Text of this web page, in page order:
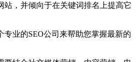
，并倾向于在关键词排名上提高它
业的SEO公司来帮助您掌握最新的